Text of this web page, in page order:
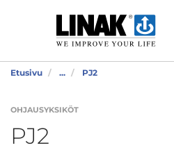
Etusivu ... PJ2
OHJAUSYKSIKÖT
PJ2